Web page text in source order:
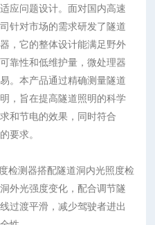
应问题设计。面对国内高速
针对市场的需求研发了隧道
，它的整体设计能满足野外
靠性和低维护量，微处理器
。本产品通过精确测量隧道
，旨在提高隧道照明的科学
和节电的效果，同时符合
要求。
测器搭配隧道洞内光照度检
外光强度变化，配合调节隧
过渡平滑，减少驾驶者进出